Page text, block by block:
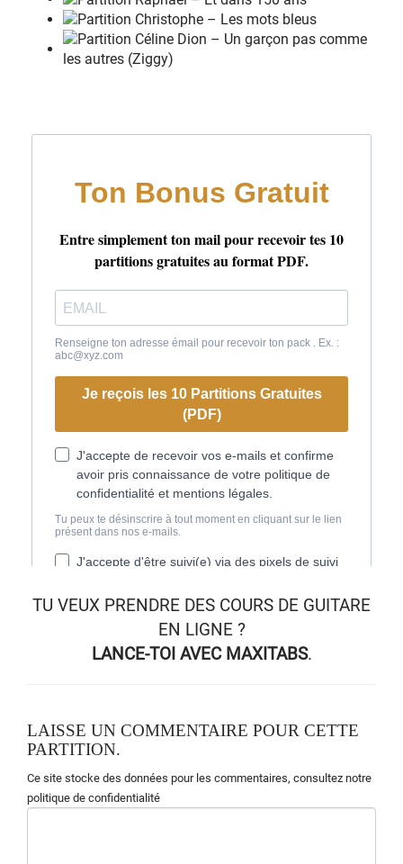
D
TU VEUX PRENDRE DES COURS DE GUITARE
EN LIGNE?
LANCE-TOI AVEC MAXITABS.
LAISSE UN COMMENTAIRE POUR CETTE
PARTITION.
Ce site stocke des données pour les commentaires, consultez notre
politique de confidentialité